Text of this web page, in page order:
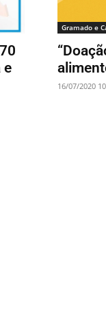
e
Gramado e
16/07/2020